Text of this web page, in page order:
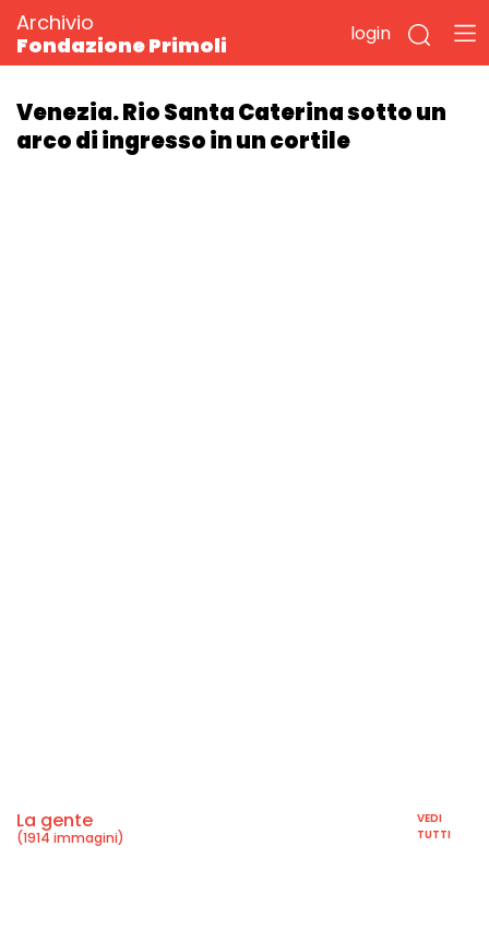
Archivio
Fondazione Primoli
login
Venezia. Rio Santa Caterina sotto un
arco di ingresso in un cortile
La gente
(1914 immagini)
VEDI
TUTTI